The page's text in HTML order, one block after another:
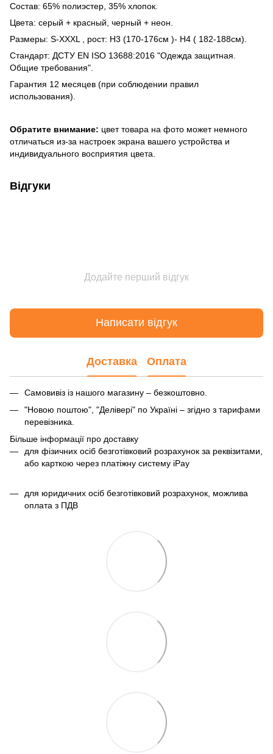
Состав: 65% полиэстер, 35% хлопок.
Цвета: серый + красный, черный + неон.
Размеры: S-XXXL , рост: Н3 (170-176см )- Н4 ( 182-188см).
Стандарт: ДСТУ EN ISO 13688:2016 "Одежда защитная.
Общие требования".
Гарантия 12 месяцев (при соблюдении правил
использования).
Обратите внимание: цвет товара на фото может немного
отличаться из-за настроек экрана вашего устройства и
индивидуального восприятия цвета.
Відгуки
Додайте перший відгук
Написати відгук
Доставка Оплата
Самовивіз із нашого магазину – безкоштовно.
"Новою поштою", "Делівері" по Україні – згідно з тарифами
перевізника.
Більше інформації про доставку
для фізичних осіб безготівковий розрахунок за реквізитами,
або карткою через платіжну систему iPay
для юридичних осіб безготівковий розрахунок, можлива
оплата з ПДВ